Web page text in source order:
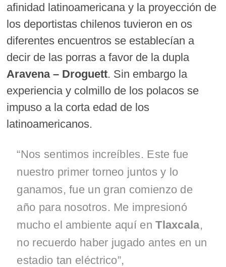
afinidad latinoamericana y la proyección de
los deportistas chilenos tuvieron en os
diferentes encuentros se establecían a
decir de las porras a favor de la dupla
Aravena – Droguett. Sin embargo la
experiencia y colmillo de los polacos se
impuso a la corta edad de los
latinoamericanos.
“Nos sentimos increíbles. Este fue
nuestro primer torneo juntos y lo
ganamos, fue un gran comienzo de
año para nosotros. Me impresionó
mucho el ambiente aquí enTlaxcala,
no recuerdo haber jugado antes en un
estadio tan eléctrico”,